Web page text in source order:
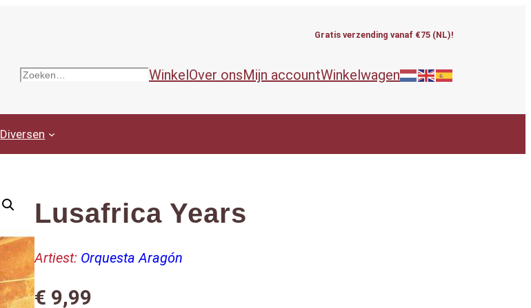
Gratis verzending vanaf €75 (NL)!
Zoeken WinkelOver onsMijn accountWinkelwagen
Diversen
Lusafrica Years
Artiest: Orquesta Aragón
€ 9,99